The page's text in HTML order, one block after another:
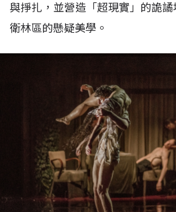
與掙扎，並營造「超現實」的詭
衛林區的懸疑美學。